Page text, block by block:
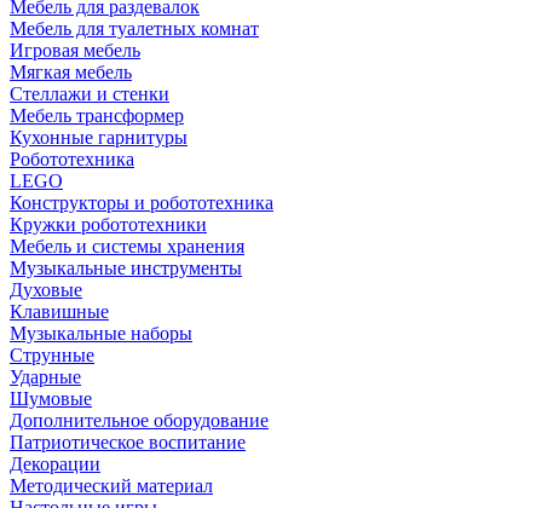
Мебель для раздевалок
Мебель для туалетных комнат
Игровая мебель
Мягкая мебель
Стеллажи и стенки
Мебель трансформер
Кухонные гарнитуры
Робототехника
LEGO
Конструкторы и робототехника
Кружки робототехники
Мебель и системы хранения
Музыкальные инструменты
Духовые
Клавишные
Музыкальные наборы
Струнные
Ударные
Шумовые
Дополнительное оборудование
Патриотическое воспитание
Декорации
Методический материал